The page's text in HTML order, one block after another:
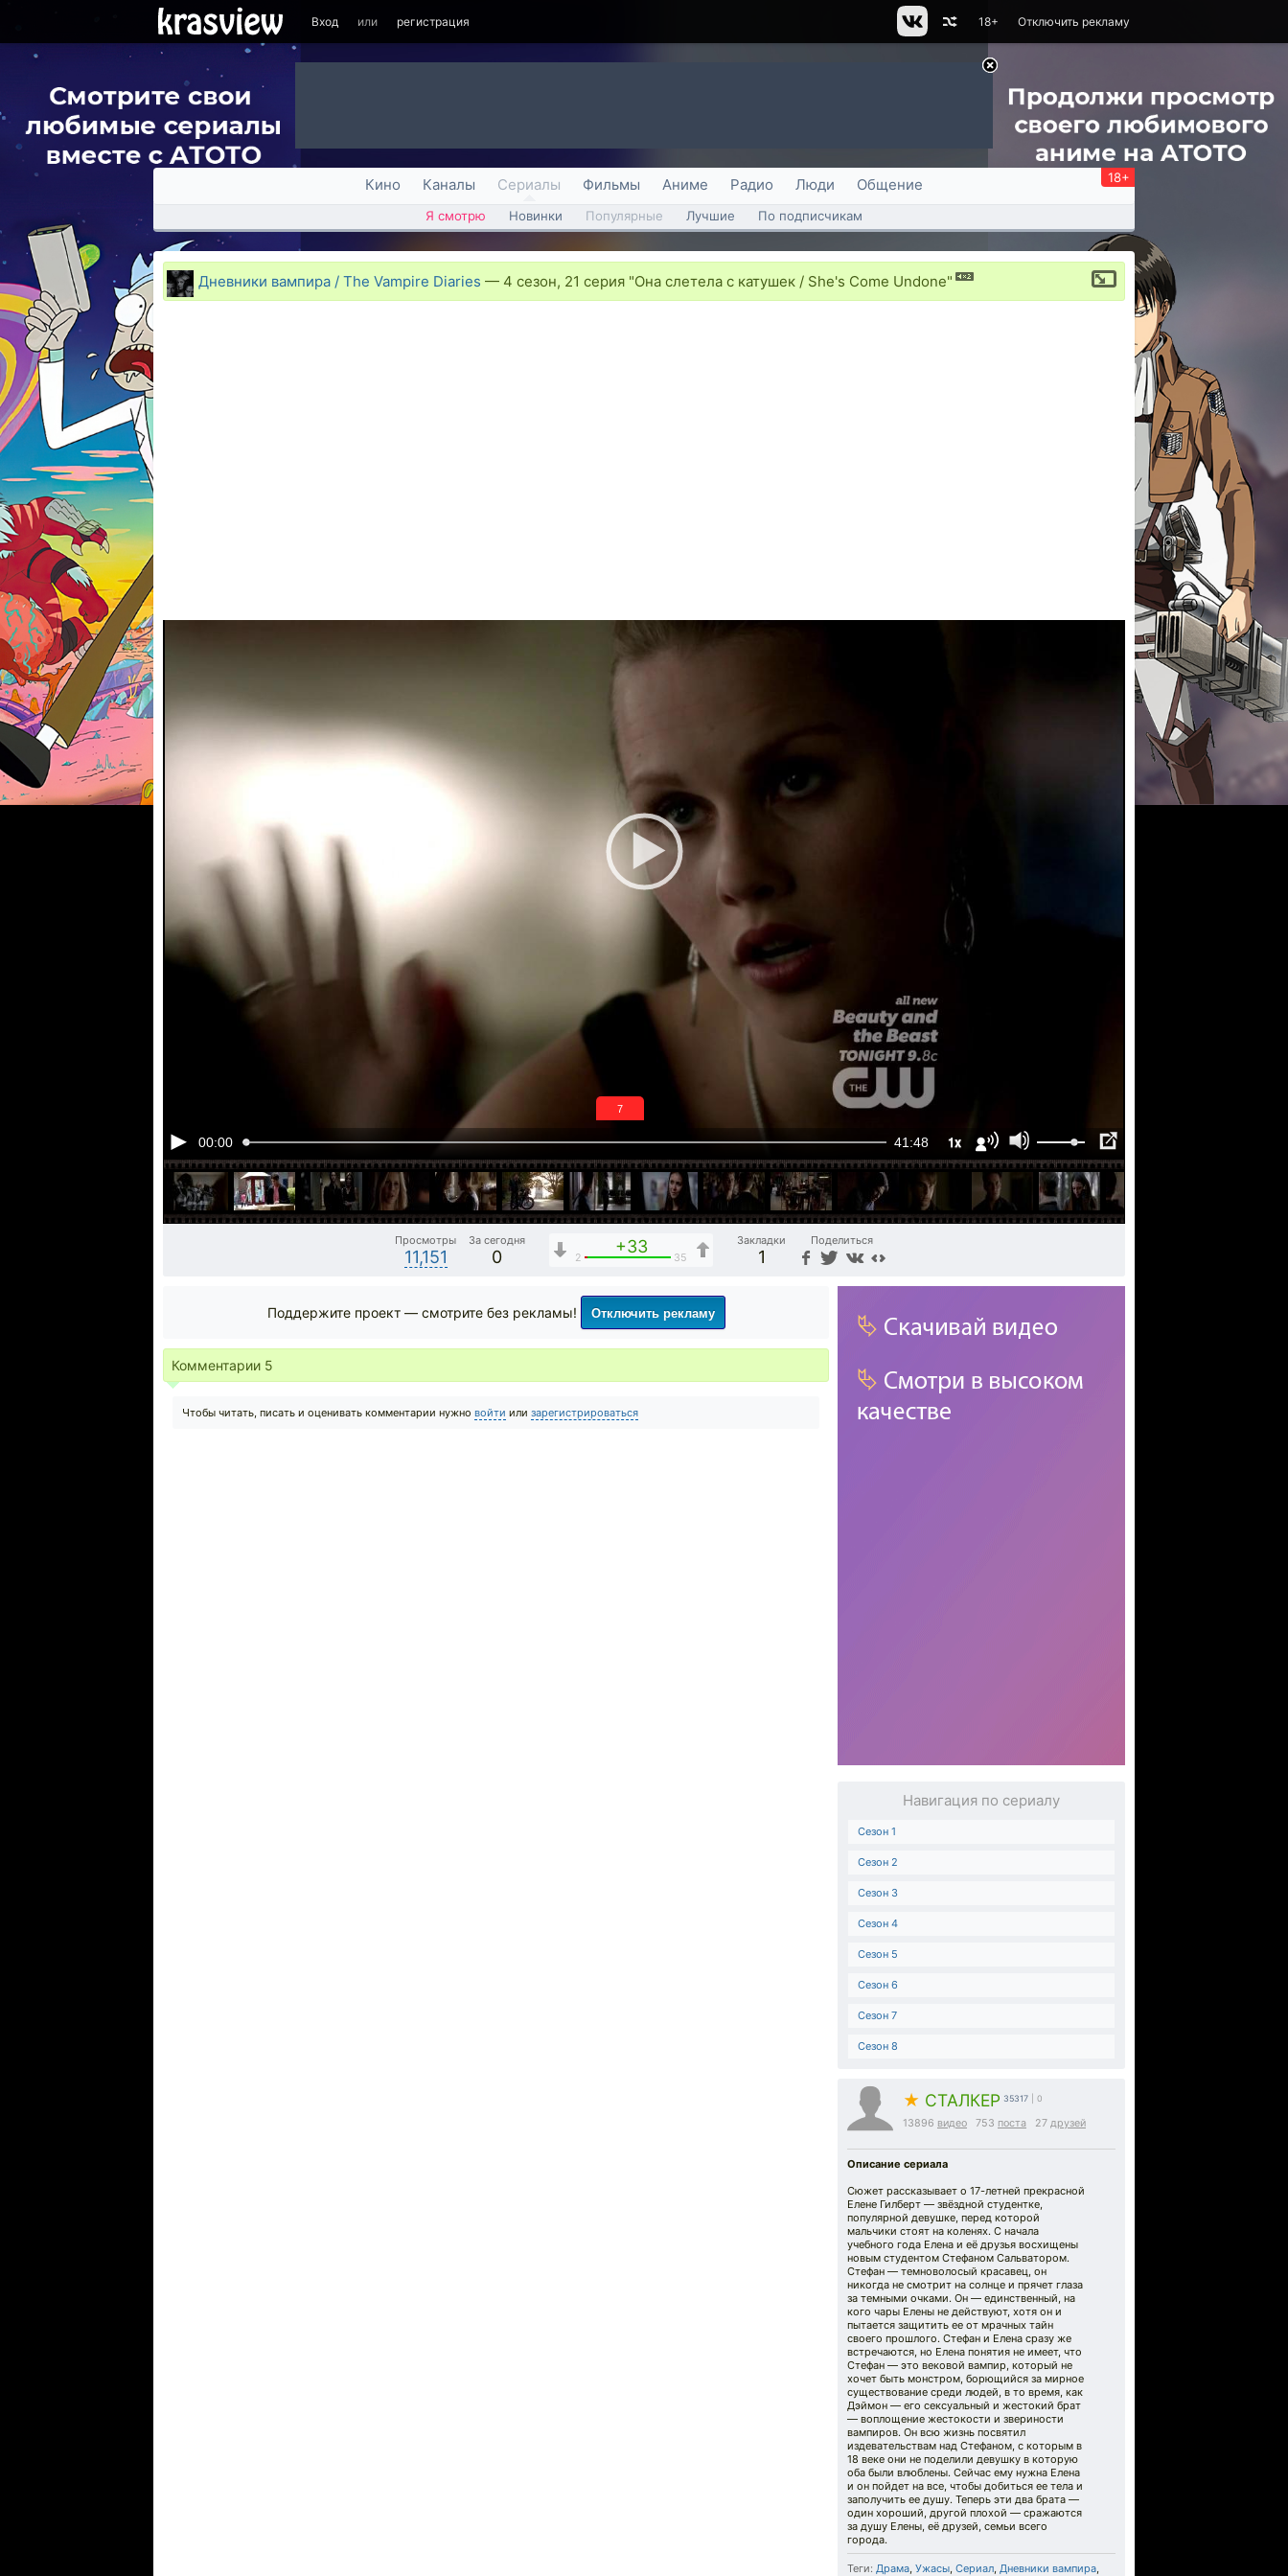
Вход или регистрация Отключить рекламу
18+
Кино Каналы Сериалы Фильмы Аниме Радио Люди Общение 18+
Я смотрю Новинки Популярные Лучшие По подписчикам
Дневники вампира / The Vampire Diaries — 4 сезон, 21 серия "Она слетела с катушек / She's Come Undone"
00:00 41:48 1x
6
Просмотры
11,151
За сегодня
0
+33
2 35
Закладки
1
Поделиться
Навигация по сериалу
Сезон 1
Сезон 2
Сезон 3
Сезон 4
Сезон 5
Сезон 6
Сезон 7
Сезон 8
★ СТАЛКЕР 35317 | 0
13896 видео 753 поста 27 друзей
Описание сериала
Сюжет рассказывает о 17-летней прекрасной
Елене Гилберт — звёздной студентке,
популярной девушке, перед которой
мальчики стоят на коленях. С начала
учебного года Елена и её друзья восхищены
новым студентом Стефаном Сальватором.
Стефан — темноволосый красавец, он
никогда не смотрит на солнце и прячет глаза
за темными очками. Он — единственный, на
кого чары Елены не действуют, хотя он и
пытается защитить ее от мрачных тайн
своего прошлого. Стефан и Елена сразу же
встречаются, но Елена понятия не имеет, что
Стефан — это вековой вампир, который не
хочет быть монстром, борющийся за мирное
существование среди людей, в то время, как
Дэймон — его сексуальный и жестокий брат
— воплощение жестокости и звериности
вампиров. Он всю жизнь посвятил
издевательствам над Стефаном, с которым в
18 веке они не поделили девушку в которую
оба были влюблены. Сейчас ему нужна Елена
и он пойдет на все, чтобы добиться ее тела и
заполучить ее душу. Теперь эти два брата —
один хороший, другой плохой — сражаются
за душу Елены, её друзей, семьи всего
города.
Теги: Драма, Ужасы, Сериал, Дневники вампира,
Поддержите проект — смотрите без рекламы! Отключить рекламу
Комментарии 5
Чтобы читать, писать и оценивать комментарии нужно войти или зарегистрироваться